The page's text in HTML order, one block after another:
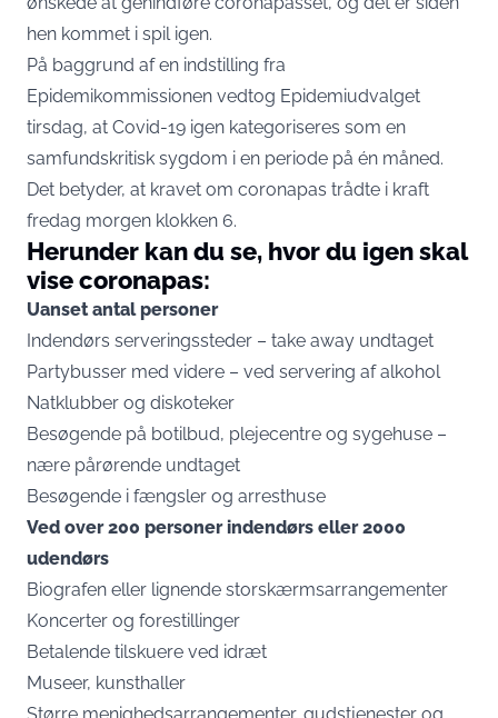
hen kommet i spil igen.
På baggrund af en indstilling fra
Epidemikommissionen vedtog Epidemiudvalget
tirsdag, at Covid-19 igen kategoriseres som en
samfundskritisk sygdom i en periode på én måned.
Det betyder, at kravet om coronapas trådte i kraft
fredag morgen klokken 6.
Herunder kan du se, hvor du igen skal
vise coronapas:
Uanset antal personer
Indendørs serveringssteder – take away undtaget
Partybusser med videre – ved servering af alkohol
Natklubber og diskoteker
Besøgende på botilbud, plejecentre og sygehuse –
nære pårørende undtaget
Besøgende i fængsler og arresthuse
Ved over 200 personer indendørs eller 2000
udendørs
Biografen eller lignende storskærmsarrangementer
Koncerter og forestillinger
Betalende tilskuere ved idræt
Museer, kunsthaller